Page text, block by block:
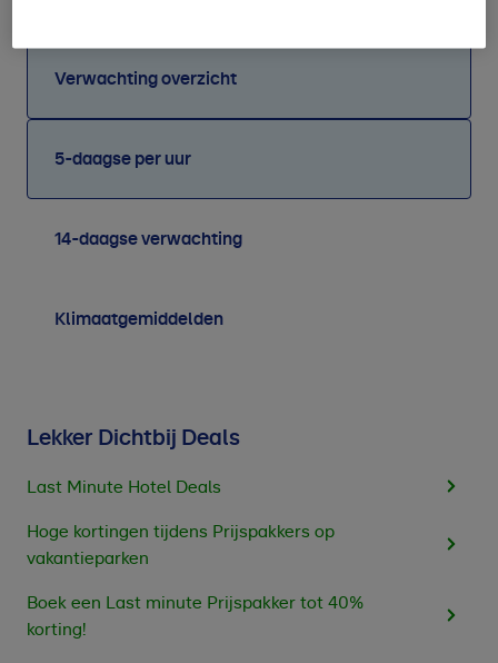
Verwachting overzicht
5-daagse per uur
14-daagse verwachting
Klimaatgemiddelden
Lekker Dichtbij Deals
Last Minute Hotel Deals
Hoge kortingen tijdens Prijspakkers op
vakantieparken
Boek een Last minute Prijspakker tot 40%
korting!